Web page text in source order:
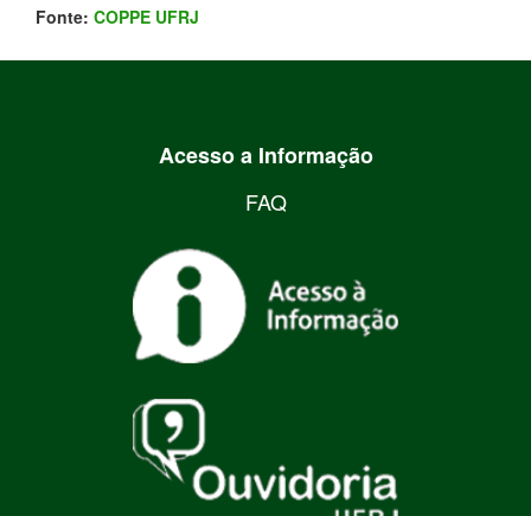
Fonte: COPPE UFRJ
Acesso a Informação
FAQ